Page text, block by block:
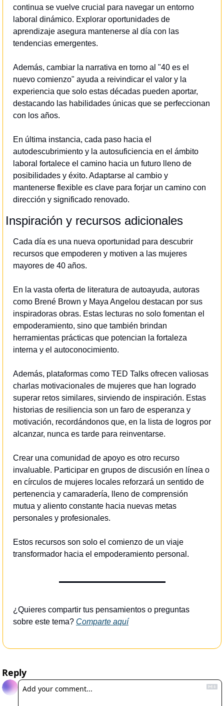
continua se vuelve crucial para navegar un entorno
laboral dinámico. Explorar oportunidades de
aprendizaje asegura mantenerse al día con las
tendencias emergentes.
Además, cambiar la narrativa en torno al "40 es el
nuevo comienzo" ayuda a reivindicar el valor y la
experiencia que solo estas décadas pueden aportar,
destacando las habilidades únicas que se perfeccionan
con los años.
En última instancia, cada paso hacia el
autodescubrimiento y la autosuficiencia en el ámbito
laboral fortalece el camino hacia un futuro lleno de
posibilidades y éxito. Adaptarse al cambio y
mantenerse flexible es clave para forjar un camino con
dirección y significado renovado.
Inspiración y recursos adicionales
Cada día es una nueva oportunidad para descubrir
recursos que empoderen y motiven a las mujeres
mayores de 40 años.
En la vasta oferta de literatura de autoayuda, autoras
como Brené Brown y Maya Angelou destacan por sus
inspiradoras obras. Estas lecturas no solo fomentan el
empoderamiento, sino que también brindan
herramientas prácticas que potencian la fortaleza
interna y el autoconocimiento.
Además, plataformas como TED Talks ofrecen valiosas
charlas motivacionales de mujeres que han logrado
superar retos similares, sirviendo de inspiración. Estas
historias de resiliencia son un faro de esperanza y
motivación, recordándonos que, en la lista de logros por
alcanzar, nunca es tarde para reinventarse.
Crear una comunidad de apoyo es otro recurso
invaluable. Participar en grupos de discusión en línea o
en círculos de mujeres locales reforzará un sentido de
pertenencia y camaradería, lleno de comprensión
mutua y aliento constante hacia nuevas metas
personales y profesionales.
Estos recursos son solo el comienzo de un viaje
transformador hacia el empoderamiento personal.
¿Quieres compartir tus pensamientos o preguntas
sobre este tema? Comparte aquí
Reply